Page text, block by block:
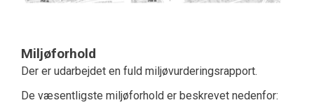
Miljøforhold
Der er udarbejdet en fuld miljøvurderingsrapport.
De væsentligste miljøforhold er beskrevet nedenfor: